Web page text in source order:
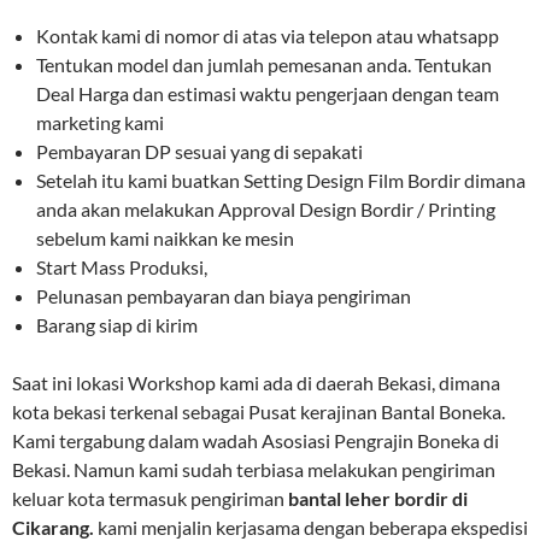
Kontak kami di nomor di atas via telepon atau whatsapp
Tentukan model dan jumlah pemesanan anda. Tentukan
Deal Harga dan estimasi waktu pengerjaan dengan team
marketing kami
Pembayaran DP sesuai yang di sepakati
Setelah itu kami buatkan Setting Design Film Bordir dimana
anda akan melakukan Approval Design Bordir / Printing
sebelum kami naikkan ke mesin
Start Mass Produksi,
Pelunasan pembayaran dan biaya pengiriman
Barang siap di kirim
Saat ini lokasi Workshop kami ada di daerah Bekasi, dimana
kota bekasi terkenal sebagai Pusat kerajinan Bantal Boneka.
Kami tergabung dalam wadah Asosiasi Pengrajin Boneka di
Bekasi. Namun kami sudah terbiasa melakukan pengiriman
keluar kota termasuk pengiriman bantal leher bordir di
Cikarang. kami menjalin kerjasama dengan beberapa ekspedisi